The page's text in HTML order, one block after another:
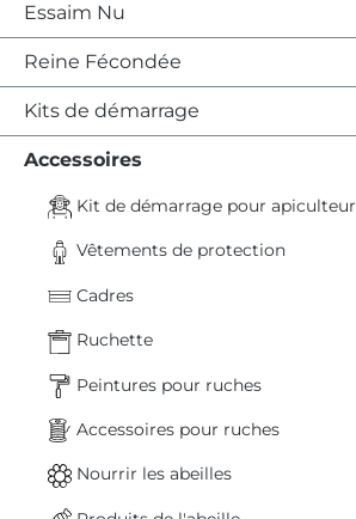
Essaim Nu
Reine Fécondée
Kits de démarrage
Accessoires
Kit de démarrage pour apiculteur
Vêtements de protection
Cadres
Ruchette
Peintures pour ruches
Accessoires pour ruches
Nourrir les abeilles